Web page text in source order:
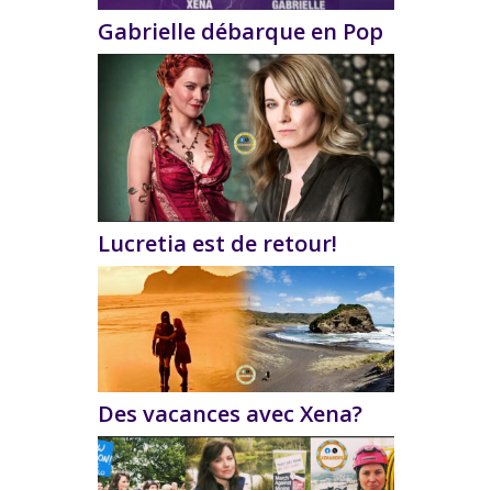
Gabrielle débarque en Pop
Lucretia est de retour!
Des vacances avec Xena?